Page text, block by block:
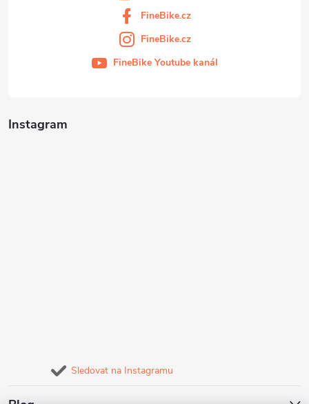
Instagram
Sledovat na Instagramu
FineBike.cz
FineBike.cz
FineBike Youtube kanál